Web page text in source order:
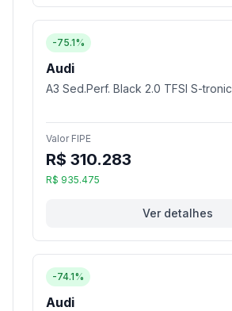
-75.1%
Audi
A3 Sed.Perf. Black 2.0 TFSI S-tronic
Valor FIPE
R$ 310.283
R$ 935.475
Ver detalhes
-74.1%
Audi